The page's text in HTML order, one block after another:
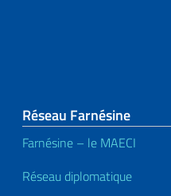
Réseau Farnésine
Farnésine – le MAECI
Réseau diplomatique